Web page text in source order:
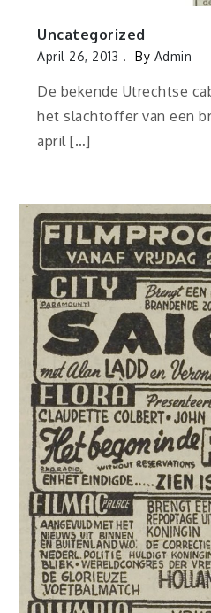
Uncategorized
April 26, 2013 By Admin
De bekende Utrechtse
het slachtoffer van een
april […]